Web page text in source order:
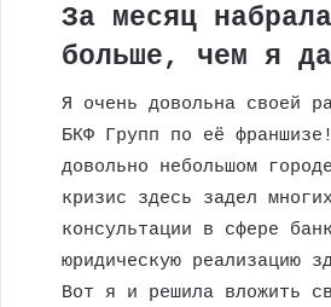
За месяц
больше, чем я
Я очень довольна своей
БКФ Групп по её
довольно небольшом
кризис здесь задел
консультации в сфере
юридическую реализацию
Вот я и решила вложить